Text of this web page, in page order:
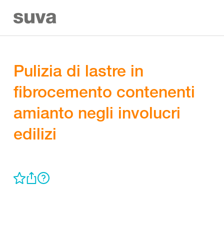
Pulizia di lastre in
fibrocemento contenenti
amianto negli involucri
edilizi